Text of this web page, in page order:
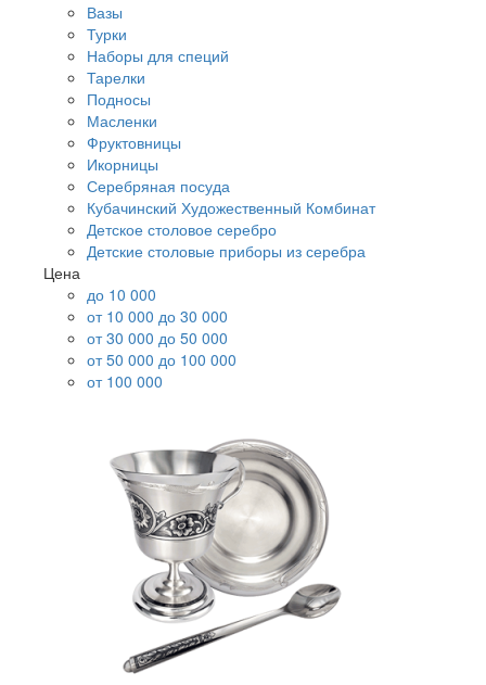
Вазы
Турки
Наборы для специй
Тарелки
Подносы
Масленки
Фруктовницы
Икорницы
Серебряная посуда
Кубачинский Художественный Комбинат
Детское столовое серебро
Детские столовые приборы из серебра
Цена
до 10 000
от 10 000 до 30 000
от 30 000 до 50 000
от 50 000 до 100 000
от 100 000